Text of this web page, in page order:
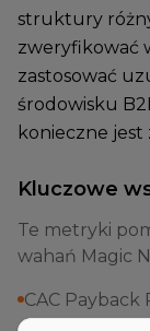
struktury
zweryfikować
zastosować
środowisku
konieczne jest
Kluczowe
Te metryki
wahań Magic
CAC Payback
koszty